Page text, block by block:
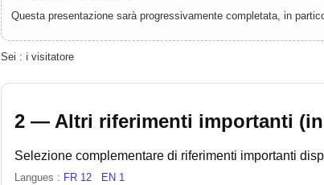
Questa presentazione sarà progressivamente completata, in
Sei : ℹ️ visitatore
2 — Altri riferimenti importanti (in
Selezione complementare di riferimenti importanti
Langues : FR 12 EN 1